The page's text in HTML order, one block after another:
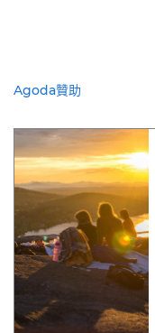
Agoda贊助